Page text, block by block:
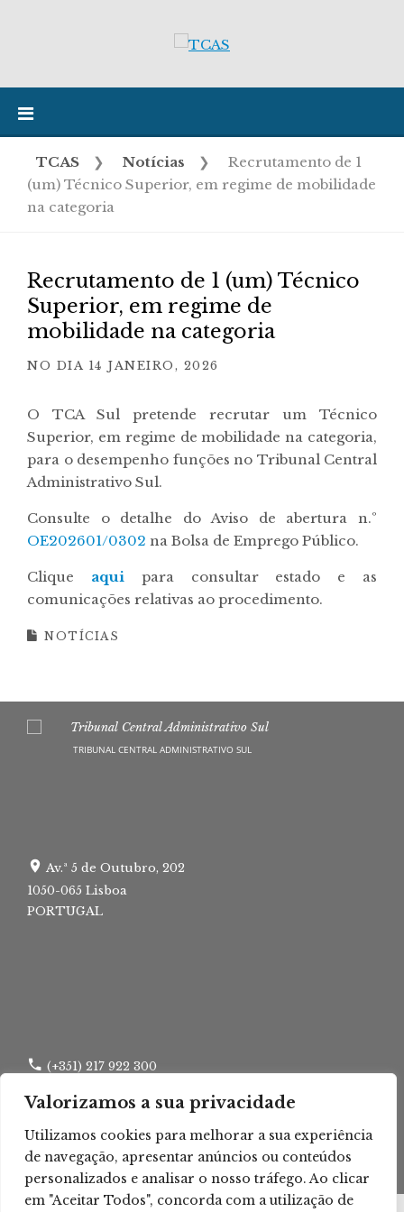
Valorizamos a sua privacidade
Utilizamos cookies para melhorar a sua experiência
de navegação, apresentar anúncios ou conteúdos
personalizados e analisar o nosso tráfego. Ao clicar
em "Aceitar Todos", concorda com a utilização de
TCAS ❯ Notícias ❯
Recrutamento de 1
(um) Técnico Superior, em regime de mobilidade
na categoria
Recrutamento de 1 (um) Técnico
Superior, em regime de
mobilidade na categoria
NO DIA 14 JANEIRO, 2026
O TCA Sul pretende recrutar um Técnico
Superior, em regime de mobilidade na categoria,
para o desempenho funções no Tribunal Central
Administrativo Sul.
Consulte o detalhe do Aviso de abertura n.º
OE202601/0302 na Bolsa de Emprego Público.
Clique aqui para consultar estado e as
comunicações relativas ao procedimento.
NOTÍCIAS
TRIBUNAL CENTRAL ADMINISTRATIVO SUL
Av.ª 5 de Outubro, 202
1050-065 Lisboa
PORTUGAL
(+351) 217 922 300
(+351) 217 960 295
lisboa.tca@tribunais.org.pt